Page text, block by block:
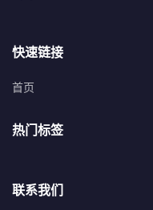
快速链接
首页
热门标签
联系我们